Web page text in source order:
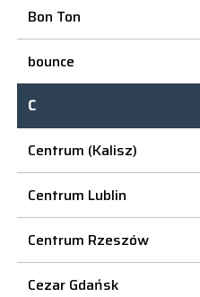
Bon Ton
bounce
C
Centrum (Kalisz)
Centrum Lublin
Centrum Rzeszów
Cezar Gdańsk